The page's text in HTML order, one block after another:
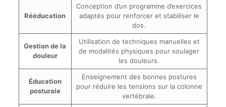
Rééducation
Conception d’un programme d’exercices
adaptés pour renforcer et stabiliser le
dos.
Gestion de la
douleur
Utilisation de techniques manuelles et
de modalités physiques pour soulager
les douleurs.
Éducation
posturale
Enseignement des bonnes postures
pour réduire les tensions sur la colonne
vertébrale.